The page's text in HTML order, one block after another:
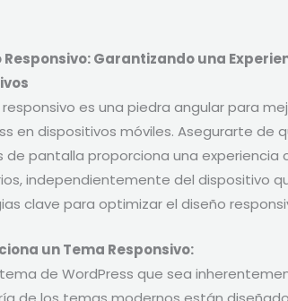
Responsivo: Garantizando una
responsivo es una piedra angular para
en dispositivos móviles. Asegurarte
de pantalla proporciona una
independientemente del dispositivo
clave para optimizar el diseño
un Tema Responsivo:
tema de WordPress que sea